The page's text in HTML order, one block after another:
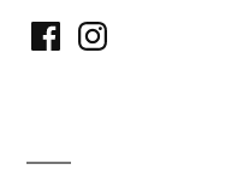
FacebookInstagram